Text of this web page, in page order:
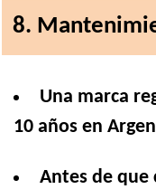
8.
Una marca
10 años en
Antes de que